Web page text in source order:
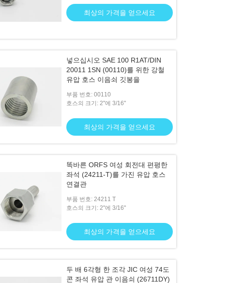
최상의 가격을 얻으세요
넣으십시오 SAE 100 R1AT/DIN
20011 1SN (00110)를 위한 강철
유압 호스 이음쇠 깃봉을
부품 번호: 00110
호스의 크기: 2"에 3/16"
최상의 가격을 얻으세요
똑바른 ORFS 여성 회전대 편평한
좌석 (24211-T)를 가진 유압 호스
연결관
부품 번호: 24211 T
호스의 크기: 2"에 3/16"
최상의 가격을 얻으세요
두 배 6각형 한 조각 JIC 여성 74도
콘 좌석 유압 관 이음쇠 (26711DY)